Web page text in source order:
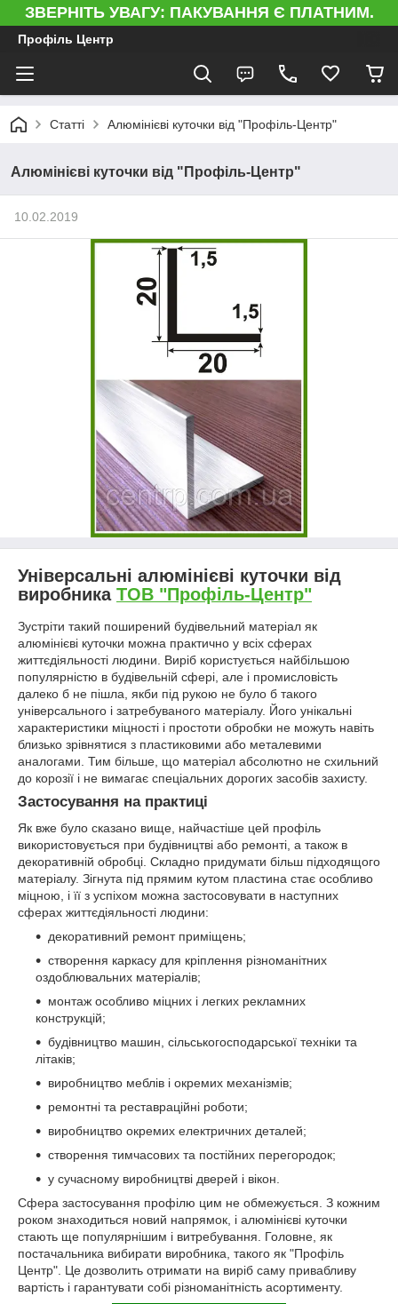
ЗВЕРНІТЬ УВАГУ: ПАКУВАННЯ Є ПЛАТНИМ.
Профіль Центр
Статті Алюмінієві куточки від "Профіль-Центр"
Алюмінієві куточки від "Профіль-Центр"
10.02.2019
Універсальні алюмінієві куточки від
виробника ТОВ "Профіль-Центр"
Зустріти такий поширений будівельний матеріал як
алюмінієві куточки можна практично у всіх сферах
життєдіяльності людини. Виріб користується найбільшою
популярністю в будівельній сфері, але і промисловість
далеко б не пішла, якби під рукою не було б такого
універсального і затребуваного матеріалу. Його унікальні
характеристики міцності і простоти обробки не можуть навіть
близько зрівнятися з пластиковими або металевими
аналогами. Тим більше, що матеріал абсолютно не схильний
до корозії і не вимагає спеціальних дорогих засобів захисту.
Застосування на практиці
Як вже було сказано вище, найчастіше цей профіль
використовується при будівництві або ремонті, а також в
декоративній обробці. Складно придумати більш підходящого
матеріалу. Зігнута під прямим кутом пластина стає особливо
міцною, і її з успіхом можна застосовувати в наступних
сферах життєдіяльності людини:
декоративний ремонт приміщень;
створення каркасу для кріплення різноманітних
оздоблювальних матеріалів;
монтаж особливо міцних і легких рекламних
конструкцій;
будівництво машин, сільськогосподарської техніки та
літаків;
виробництво меблів і окремих механізмів;
ремонтні та реставраційні роботи;
виробництво окремих електричних деталей;
створення тимчасових та постійних перегородок;
у сучасному виробництві дверей і вікон.
Сфера застосування профілю цим не обмежується. З кожним
роком знаходиться новий напрямок, і алюмінієві куточки
стають ще популярнішим і витребування. Головне, як
постачальника вибирати виробника, такого як "Профіль
Центр". Це дозволить отримати на виріб саму привабливу
вартість і гарантувати собі різноманітність асортименту.